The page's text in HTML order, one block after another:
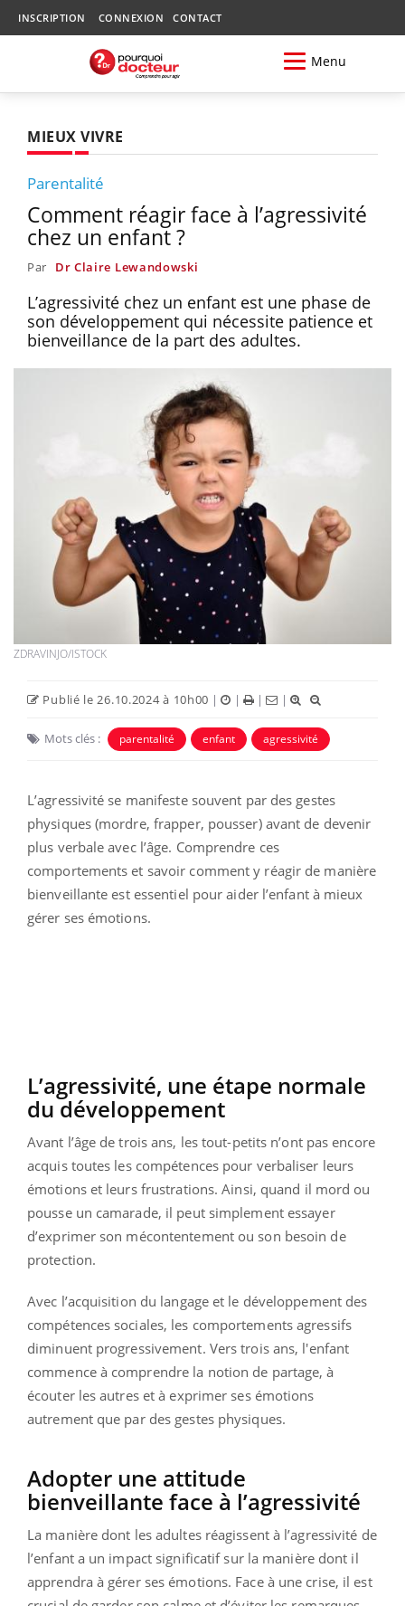
INSCRIPTION CONNEXION CONTACT
Menu
MIEUX VIVRE
Parentalité
Comment réagir face à l’agressivité
chez un enfant ?
Par Dr Claire Lewandowski
L’agressivité chez un enfant est une phase de
son développement qui nécessite patience et
bienveillance de la part des adultes.
ZDRAVINJO/ISTOCK
Publié le 26.10.2024 à 10h00 | | | |
Mots clés : parentalité enfant agressivité
L’agressivité se manifeste souvent par des gestes
physiques (mordre, frapper, pousser) avant de devenir
plus verbale avec l’âge. Comprendre ces
comportements et savoir comment y réagir de manière
bienveillante est essentiel pour aider l’enfant à mieux
gérer ses émotions.
L’agressivité, une étape normale
du développement
Avant l’âge de trois ans, les tout-petits n’ont pas encore
acquis toutes les compétences pour verbaliser leurs
émotions et leurs frustrations. Ainsi, quand il mord ou
pousse un camarade, il peut simplement essayer
d’exprimer son mécontentement ou son besoin de
protection.
Avec l’acquisition du langage et le développement des
compétences sociales, les comportements agressifs
diminuent progressivement. Vers trois ans, l'enfant
commence à comprendre la notion de partage, à
écouter les autres et à exprimer ses émotions
autrement que par des gestes physiques.
Adopter une attitude
bienveillante face à l’agressivité
La manière dont les adultes réagissent à l’agressivité de
l’enfant a un impact significatif sur la manière dont il
apprendra à gérer ses émotions. Face à une crise, il est